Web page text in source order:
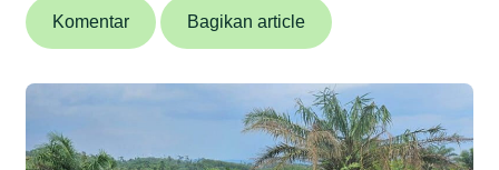
Komentar Bagikan article